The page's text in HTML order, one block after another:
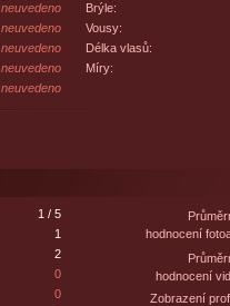
neuvedeno
neuvedeno
neuvedeno
neuvedeno
neuvedeno
Brýle:
Vousy:
Délka vlasů:
Míry:
1 / 5
1
2
0
0
hodnocení
hodnocení
Zobrazení